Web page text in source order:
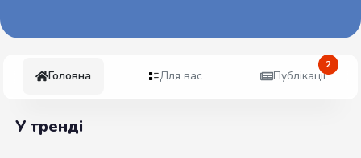
Головна Для вас Публікації
2
У тренді